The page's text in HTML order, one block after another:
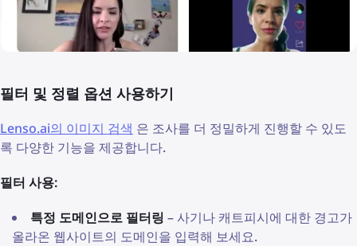
필터 및 정렬 옵션 사용하기
Lenso.ai의 이미지 검색 은 조사를 더 정밀하게 진행할 수 있도
록 다양한 기능을 제공합니다.
필터 사용:
특정 도메인으로 필터링 – 사기나 캐트피시에 대한 경고가
올라온 웹사이트의 도메인을 입력해 보세요.